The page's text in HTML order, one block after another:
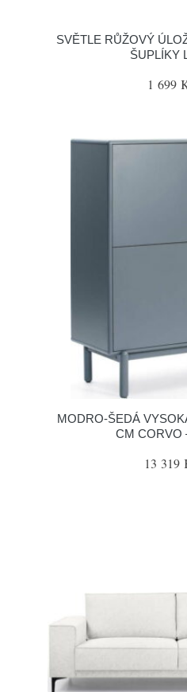
SVĚTLE RŮŽOVÝ
ŠUPLÍKY
1 699
MODRO-ŠEDÁ
CM CORVO
13 319